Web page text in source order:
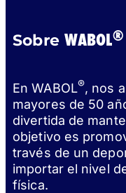
Sobre WABOL®
En WABOL®, nos
mayores de 50
divertida de
objetivo es
través de un
importar el nivel
física.